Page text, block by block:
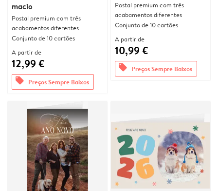
macio
Postal premium com três
acabamentos diferentes
Conjunto de 10 cartões
A partir de
12,99 €
offers Preços Sempre Baixos
Postal premium com três
acabamentos diferentes
Conjunto de 10 cartões
A partir de
10,99 €
offers Preços Sempre Baixos